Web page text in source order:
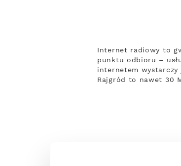
Internet radiowy to
punktu odbioru –
internetem
Rajgród to nawet 30